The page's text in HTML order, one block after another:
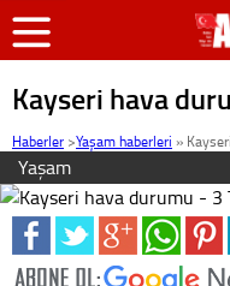
Kayseri hava
Haberler >Yaşam haberleri »
Yaşam